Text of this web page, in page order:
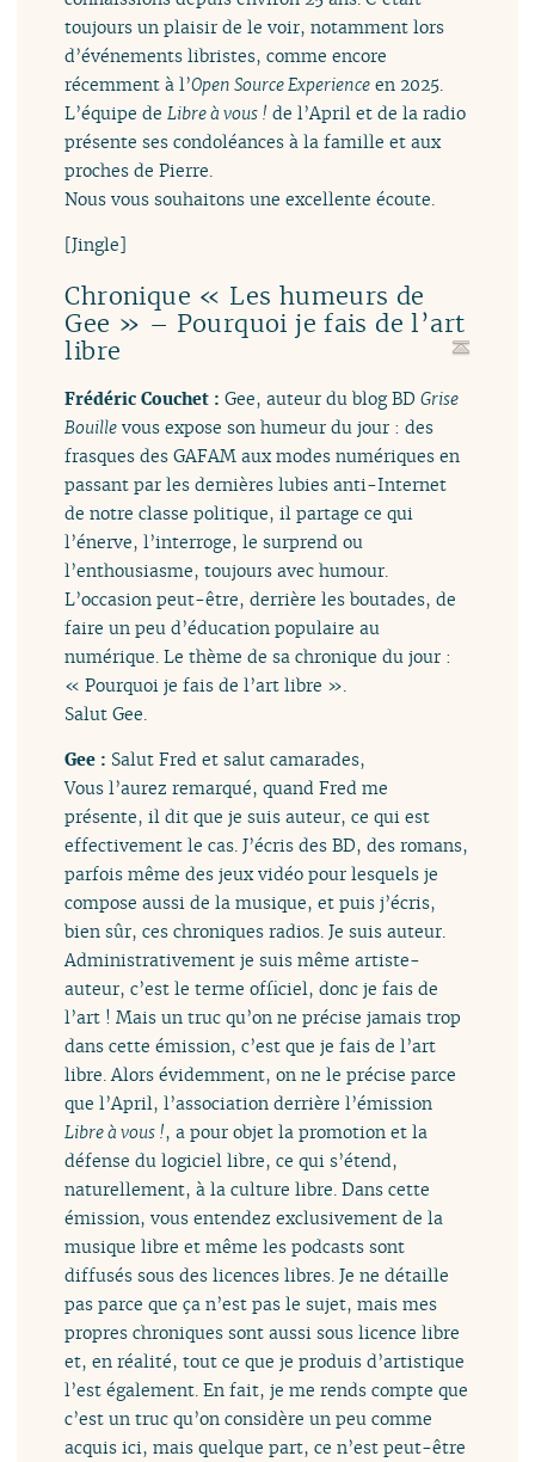
toujours un plaisir de le voir, notamment lors
d’événements libristes, comme encore
récemment à l’Open Source Experience en 2025.
L’équipe de Libre à vous ! de l’April et de la radio
présente ses condoléances à la famille et aux
proches de Pierre.
Nous vous souhaitons une excellente écoute.
[Jingle]
Chronique « Les humeurs de
Gee » – Pourquoi je fais de l’art
libre
Frédéric Couchet :Gee, auteur du blog BDGrise
Bouille vous expose son humeur du jour : des
frasques des GAFAM aux modes numériques en
passant par les dernières lubies anti-Internet
de notre classe politique, il partage ce qui
l’énerve, l’interroge, le surprend ou
l’enthousiasme, toujours avec humour.
L’occasion peut-être, derrière les boutades, de
faire un peu d’éducation populaire au
numérique. Le thème de sa chronique du jour :
« Pourquoi je fais de l’art libre ».
Salut Gee.
Gee : Salut Fred et salut camarades,
Vous l’aurez remarqué, quand Fred me
présente, il dit que je suis auteur, ce qui est
effectivement le cas. J’écris des BD, des romans,
parfois même des jeux vidéo pour lesquels je
compose aussi de la musique, et puis j’écris,
bien sûr, ces chroniques radios. Je suis auteur.
Administrativement je suis même artiste-
auteur, c’est le terme officiel, donc je fais de
l’art ! Mais un truc qu’on ne précise jamais trop
dans cette émission, c’est que je fais de l’art
libre. Alors évidemment, on ne le précise parce
que l’April, l’association derrière l’émission
Libre à vous !, a pour objet la promotion et la
défense du logiciel libre, ce qui s’étend,
naturellement, à la culture libre. Dans cette
émission, vous entendez exclusivement de la
musique libre et même les podcasts sont
diffusés sous des licences libres. Je ne détaille
pas parce que ça n’est pas le sujet, mais mes
propres chroniques sont aussi sous licence libre
et, en réalité, tout ce que je produis d’artistique
l’est également. En fait, je me rends compte que
c’est un truc qu’on considère un peu comme
acquis ici, mais quelque part, ce n’est peut-être